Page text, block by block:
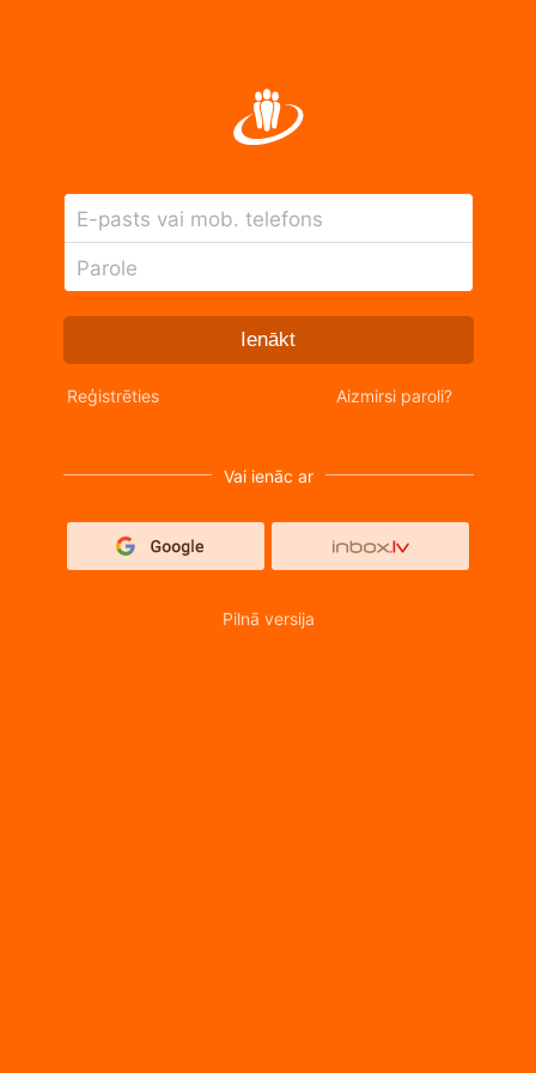
E-pasts vai mob. telefons
Parole
Ienākt
Reģistrēties Aizmirsi paroli?
Vai ienāc ar
Pilnā versija